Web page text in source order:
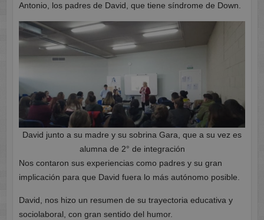
Antonio, los padres de David, que tiene síndrome de Down.
David junto a su madre y su sobrina Gara, que a su vez es
alumna de 2° de integración
Nos contaron sus experiencias como padres y su gran
implicación para que David fuera lo más autónomo posible.
David, nos hizo un resumen de su trayectoria educativa y
sociolaboral, con gran sentido del humor.